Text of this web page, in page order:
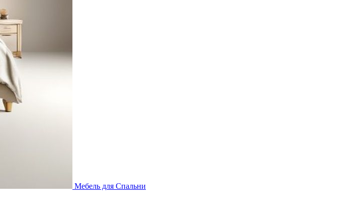
Мебель для Спальни